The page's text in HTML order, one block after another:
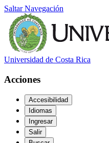
Saltar Navegación
Universidad de Costa Rica
Acciones
Accesibilidad
Idiomas
Ingresar
Salir